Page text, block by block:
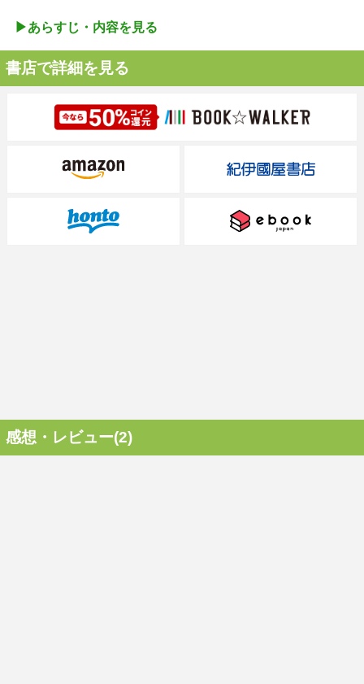
▶︎あらすじ・内容を見る
書店で詳細を見る
感想・レビュー(2)